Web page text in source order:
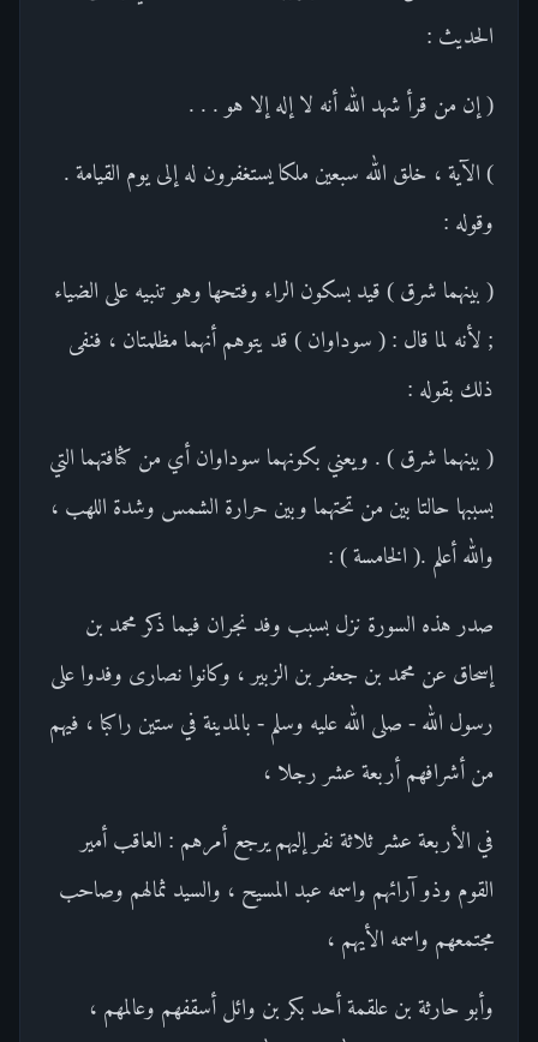
الحديث :
( إن من قرأ شهد الله أنه لا إله إلا هو . . .
) الآية ، خلق الله سبعين ملكا يستغفرون له إلى يوم القيامة .
وقوله :
( بينهما شرق ) قيد بسكون الراء وفتحها وهو تنبيه على الضياء
; لأنه لما قال : ( سوداوان ) قد يتوهم أنهما مظلمتان ، فنفى
ذلك بقوله :
( بينهما شرق ) . ويعني بكونهما سوداوان أي من كثافتهما التي
بسببها حالتا بين من تحتهما وبين حرارة الشمس وشدة اللهب ،
والله أعلم .( الخامسة ) :
صدر هذه السورة نزل بسبب وفد نجران فيما ذكر محمد بن
إسحاق عن محمد بن جعفر بن الزبير ، وكانوا نصارى وفدوا على
رسول الله - صلى الله عليه وسلم - بالمدينة في ستين راكبا ، فيهم
من أشرافهم أربعة عشر رجلا ،
في الأربعة عشر ثلاثة نفر إليهم يرجع أمرهم : العاقب أمير
القوم وذو آرائهم واسمه عبد المسيح ، والسيد ثمالهم وصاحب
مجتمعهم واسمه الأيهم ،
وأبو حارثة بن علقمة أحد بكر بن وائل أسقفهم وعالمهم ،